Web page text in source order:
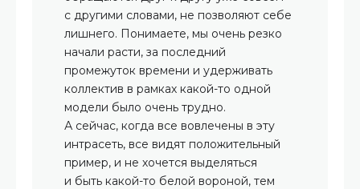
с другими словами, не позволяют себе
лишнего. Понимаете, мы очень резко
начали расти, за последний
промежуток времени и удерживать
коллектив в рамках какой-то одной
модели было очень трудно.
А сейчас, когда все вовлечены в эту
интрасеть, все видят положительный
пример, и не хочется выделяться
и быть какой-то белой вороной, тем